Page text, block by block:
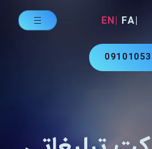
|FA
|EN